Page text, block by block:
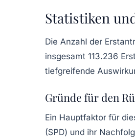
Statistiken
Die Anzahl der
insgesamt 113.236
tiefgreifende
Gründe für den
Ein Hauptfaktor für
(SPD) und ihr